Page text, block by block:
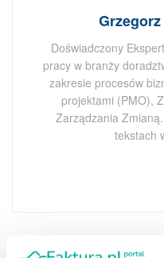
Doświadczony
pracy w branży
zakresie procesów
projektami (PMO),
Zarządzania
tekstach
Podobne